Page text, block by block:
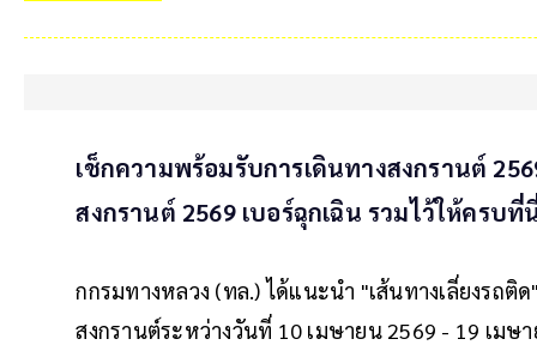
เช็กความพร้อมรับการเดินทางสงกรานต์
สงกรานต์ 2569 เบอร์ฉุกเฉิน รวมไว้ให้ครบที่
กกรมทางหลวง (ทล.) ได้แนะนำ "เส้นทางเลี่ยงรถ
สงกรานต์ระหว่างวันที่ 10 เมษายน 2569 - 19 เม